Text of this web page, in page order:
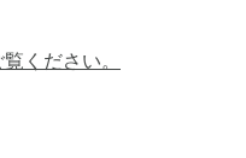
ください。